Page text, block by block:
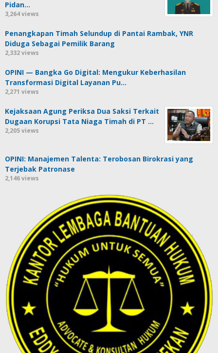
Pidan…
3,264 views
Penangkapan Timah Selundup di Pantai Rambak, YNR
Diduga Sebagai Pemilik Barang
2,332 views
OPINI — Bangka Go Digital: Mengukur Keberhasilan
Transformasi Digital Layanan Pu…
2,271 views
Kejaksaan Agung Periksa Dua Saksi Terkait
Dugaan Korupsi Tata Niaga Timah di PT …
2,205 views
OPINI: Manajemen Talenta: Terobosan Birokrasi yang
Terjebak Patronase
2,146 views